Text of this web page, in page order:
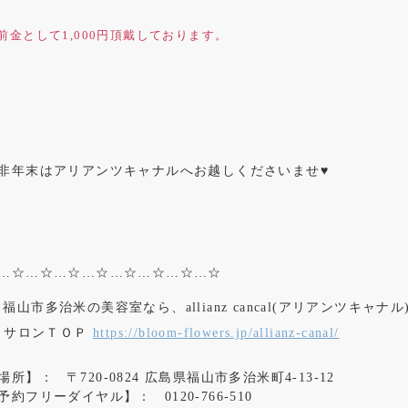
金として1,000円頂戴しております。
年末はアリアンツキャナルへお越しくださいませ♥
福山市多治米の美容室なら、allianz cancal(アリアンツキャナル
サロンＴＯＰ https://bloom-flowers.jp/allianz-canal/
所】：
〒720-0824 広島県福山市多治米町4-13-12
予約フリーダイヤル】：
0120-766-510